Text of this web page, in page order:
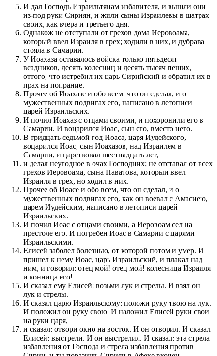
И дал Господь Израильтянам избавителя, и вышли они
из-под руки Сириян, и жили сыны Израилевы в шатрах
своих, как вчера и третьего дня.
Однакож не отступали от грехов дома Иеровоама,
который ввел Израиля в грех; ходили в них, и дубрава
стояла в Самарии.
У Иоахаза оставалось войска только пятьдесят
всадников, десять колесниц и десять тысяч пеших,
оттого, что истребил их царь Сирийский и обратил их в
прах на попрание.
Прочее об Иоахазе и обо всем, что он сделал, и о
мужественных подвигах его, написано в летописи
царей Израильских.
И почил Иоахаз с отцами своими, и похоронили его в
Самарии. И воцарился Иоас, сын его, вместо него.
В тридцать седьмой год Иоаса, царя Иудейского,
воцарился Иоас, сын Иоахазов, над Израилем в
Самарии, и царствовал шестнадцать лет,
и делал неугодное в очах Господних; не отставал от всех
грехов Иеровоама, сына Наватова, который ввел
Израиля в грех, но ходил в них.
Прочее об Иоасе и обо всем, что он сделал, и о
мужественных подвигах его, как он воевал с Амасиею,
царем Иудейским, написано в летописи царей
Израильских.
И почил Иоас с отцами своими, а Иеровоам сел на
престоле его. И погребен Иоас в Самарии с царями
Израильскими.
Елисей заболел болезнью, от которой потом и умер. И
пришел к нему Иоас, царь Израильский, и плакал над
ним, и говорил: отец мой! отец мой! колесница Израиля
и конница его!
И сказал ему Елисей: возьми лук и стрелы. И взял он
лук и стрелы.
И сказал царю Израильскому: положи руку твою на лук.
И положил он руку свою. И наложил Елисей руки свои
на руки царя,
и сказал: отвори окно на восток. И он отворил. И сказал
Елисей: выстрели. И он выстрелил. И сказал: эта стрела
избавления от Господа и стрела избавления против